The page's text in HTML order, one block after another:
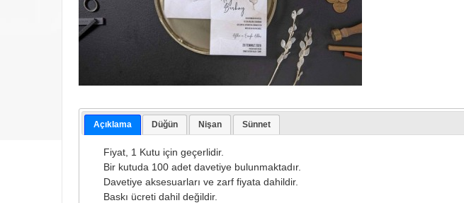
Açıklama Düğün Nişan Sünnet
Fiyat, 1 Kutu için geçerlidir.
Bir kutuda 100 adet davetiye bulunmaktadır.
Davetiye aksesuarları ve zarf fiyata dahildir.
Baskı ücreti dahil değildir.